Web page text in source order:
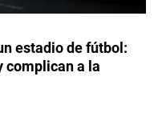
estadio de fútbol:
complican a la